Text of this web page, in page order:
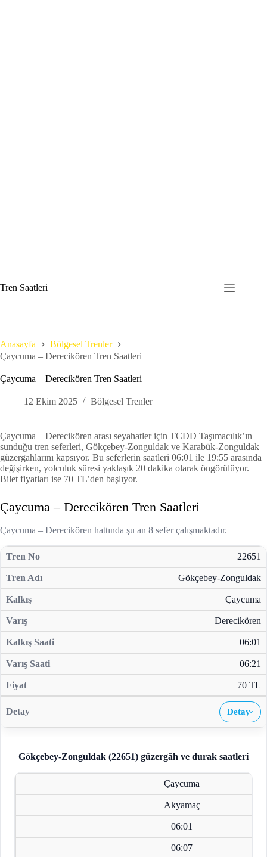
to
content
Tren Saatleri
Anasayfa
Bölgesel Trenler
Çaycuma – Derecikören Tren Saatleri
Çaycuma – Derecikören Tren Saatleri
12 Ekim 2025 Bölgesel Trenler
Çaycuma – Derecikören arası seyahatler için TCDD Taşımacılık’ın
sunduğu tren seferleri, Gökçebey-Zonguldak ve Karabük-Zonguldak
güzergahlarını kapsıyor. Bu seferlerin saatleri 06:01 ile 19:55 arasında
değişirken, yolculuk süresi yaklaşık 20 dakika olarak öngörülüyor.
Bilet fiyatları ise 70 TL’den başlıyor.
Çaycuma – Derecikören Tren Saatleri
Çaycuma – Derecikören hattında şu an 8 sefer çalışmaktadır.
22651
Gökçebey-Zonguldak
Çaycuma
Derecikören
06:01
06:21
70 TL
Detay›
Gökçebey-Zonguldak (22651) güzergâh ve durak saatleri
Çaycuma
Akyamaç
06:01
06:07